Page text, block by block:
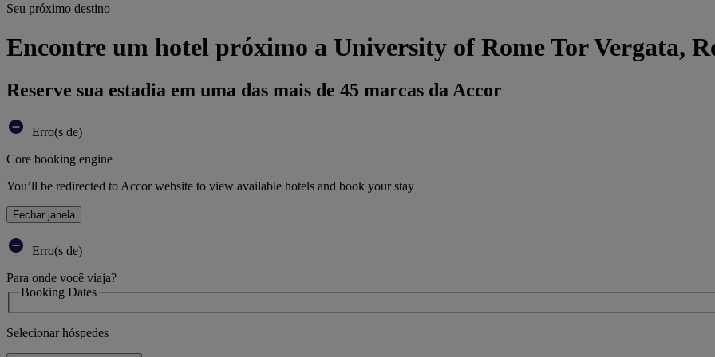
Seu próximo destino
Encontre um hotel próximo a University of Rome Tor Vergata,
Reserve sua estadia em uma das mais de 45 marcas da Accor
Erro(s de)
Core booking engine
You’ll be redirected to Accor website to view available hotels and book your stay
Fechar janela
Erro(s de)
Para onde você viaja?
Booking Dates
Selecionar hóspedes